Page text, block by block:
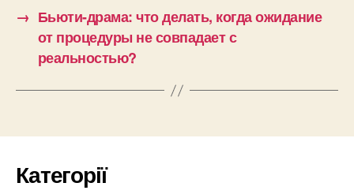
→ Бьюти-драма: что делать, когда ожидание
от процедуры не совпадает с
реальностью?
Категорії